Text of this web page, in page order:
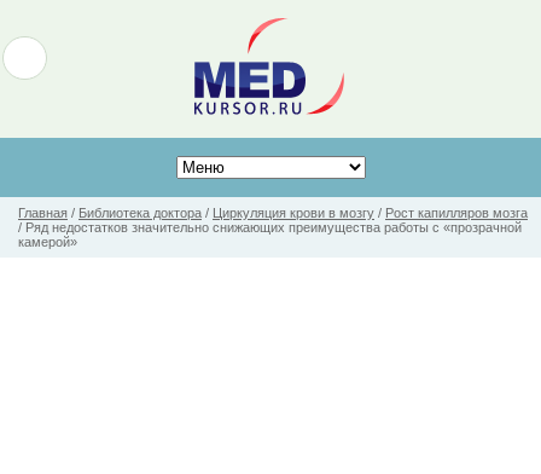
Главная / Библиотека доктора / Циркуляция крови в мозгу / Рост капилляров мозга
/ Ряд недостатков значительно снижающих преимущества работы с «прозрачной
камерой»